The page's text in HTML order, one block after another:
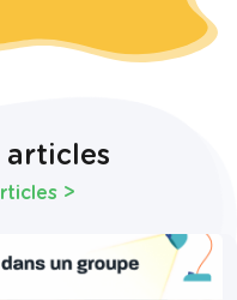
articles
>